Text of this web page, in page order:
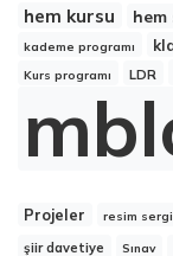
hem kursu hem
kademe programı
Kurs programı LDR
Projeler resim
şiir davetiye Sınav